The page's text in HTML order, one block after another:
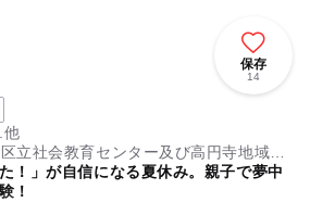
保存
14
他
立社会教育センター及び高円寺地域区
！」が自信になる夏休み。親子で夢中
！